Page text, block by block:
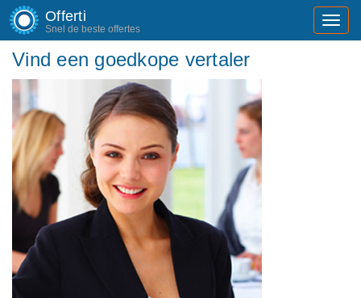
Offerti
Snel de beste offertes
Vind een goedkope vertaler